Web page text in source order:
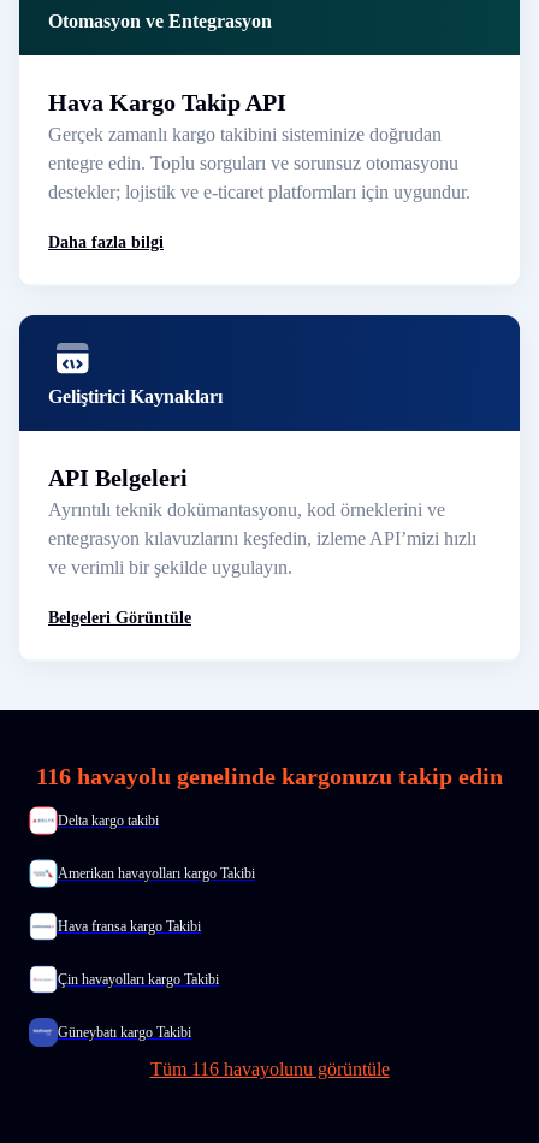
Otomasyon ve Entegrasyon
Hava Kargo Takip API
Gerçek zamanlı kargo takibini sisteminize doğrudan
entegre edin. Toplu sorguları ve sorunsuz otomasyonu
destekler; lojistik ve e-ticaret platformları için uygundur.
Daha fazla bilgi
Geliştirici Kaynakları
API Belgeleri
Ayrıntılı teknik dokümantasyonu, kod örneklerini ve
entegrasyon kılavuzlarını keşfedin, izleme API’mizi hızlı
ve verimli bir şekilde uygulayın.
Belgeleri Görüntüle
116 havayolu genelinde kargonuzu takip edin
Delta kargo takibi
Amerikan havayolları kargo Takibi
Hava fransa kargo Takibi
Çin havayolları kargo Takibi
Güneybatı kargo Takibi
Tüm 116 havayolunu görüntüle